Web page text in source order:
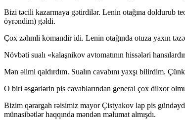
Bizi təcili kazarmaya gətirdilər. Lenin otağına doldurub
öyrəndim) gəldi.
Çox zəhmli komandir idi. Lenin otağında otuza yaxın
Növbəti sualı «kalaşnikov avtomatının hissələri
Mən əlimi qaldırdım. Sualın cavabını yaxşı bilirdim.
O biri əsgərlərin pis cavablarından general çox dilxor
Bizim qərargah rəisimiz mayor Çistyakov lap pis
münasibətlər haqqında məndən məlumat almışdı.